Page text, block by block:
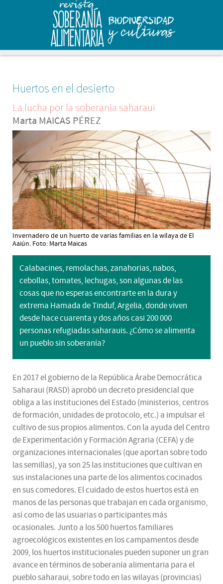
Huertos en el desierto
La lucha por la soberanía saharaui
Marta MAICAS PÉREZ
Invernadero de un huerto de varias familias en la wilaya de El
Aaiún. Foto: Marta Maicas
Calabacines, remolachas, zanahorias, nabos,
cebollas, tomates, lechugas, son algunas de las
cosas que no esperas encontrarte en la dura y
extrema Hamada de Tinduf, Argelia, donde viven
desde hace cuarenta y dos años casi 200 000
personas refugiadas saharauis. ¿Cómo se alimenta
un pueblo sin soberanía?
En 2017 el gobierno de la República Árabe Democrática
Saharaui (RASD) aprobó un decreto presidencial que
obliga a las instituciones del Estado (ministerios, centros
de formación, unidades de protocolo, etc.) a impulsar el
cultivo de sus propios alimentos. Con la ayuda del Centro
de Experimentación y Formación Agraria (CEFA) y de
organizaciones internacionales (que aportan sobre todo
las semillas), ya son 25 las instituciones que cultivan en
sus instalaciones una parte de los alimentos cocinados
en sus comedores. El cuidado de estos huertos está en
manos de las personas que trabajan en cada organismo,
así como de las usuarias o participantes más
ocasionales. Junto a los 500 huertos familiares
agroecológicos existentes en los campamentos desde
2009, los huertos institucionales pueden suponer un gran
avance en términos de soberanía alimentaria para el
pueblo saharaui, sobre todo en las wilayas (provincias)